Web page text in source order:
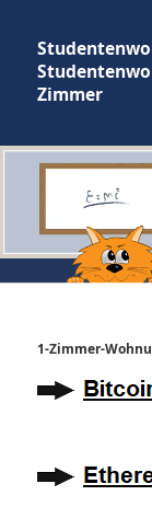
Zimmer
1-Zimmer-